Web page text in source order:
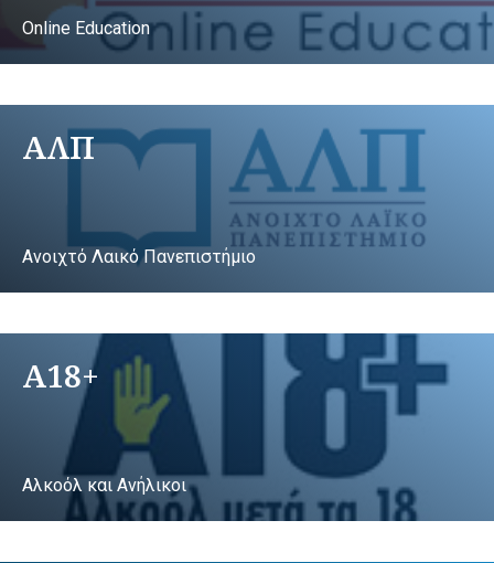
Online Education
ΑΛΠ
Ανοιχτό Λαικό Πανεπιστήμιο
A18+
Αλκοόλ και Ανήλικοι